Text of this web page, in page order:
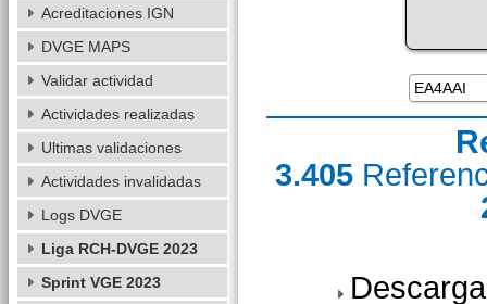
3.405
Acreditaciones IGN
DVGE MAPS
Validar actividad
Actividades realizadas
Ultimas validaciones
Actividades invalidadas
Logs DVGE
Liga RCH-DVGE 2023
Sprint VGE 2023